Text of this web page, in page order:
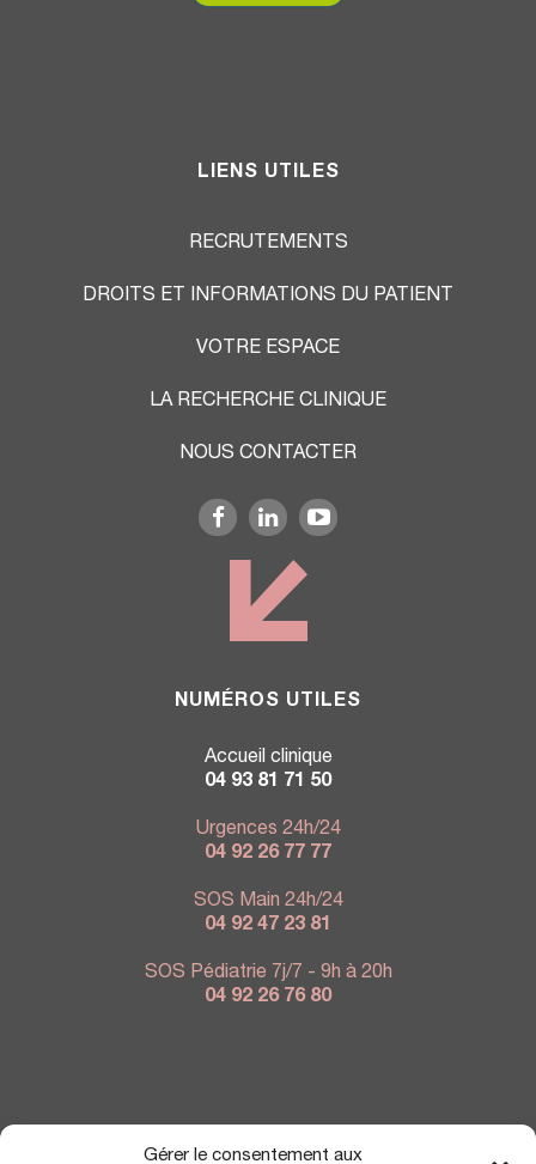
Gérer le consentement aux
LIENS UTILES
RECRUTEMENTS
DROITS ET INFORMATIONS DU PATIENT
VOTRE ESPACE
LA RECHERCHE CLINIQUE
NOUS CONTACTER
NUMÉROS UTILES
Accueil clinique
04 93 81 71 50
Urgences 24h/24
04 92 26 77 77
SOS Main 24h/24
04 92 47 23 81
SOS Pédiatrie 7j/7 - 9h à 20h
04 92 26 76 80
NOUS TROUVER